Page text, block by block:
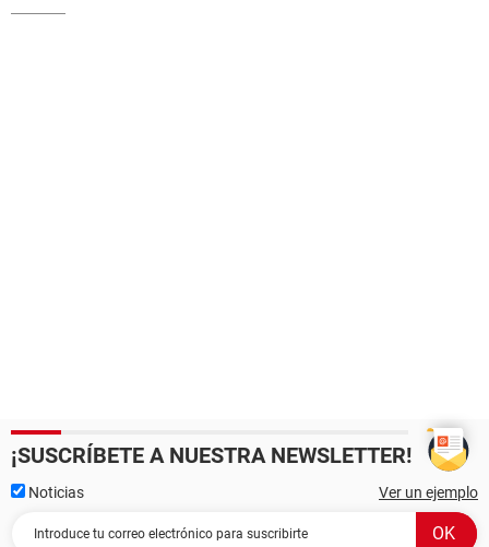
¡SUSCRÍBETE A NUESTRA NEWSLETTER!
Noticias Ver un ejemplo